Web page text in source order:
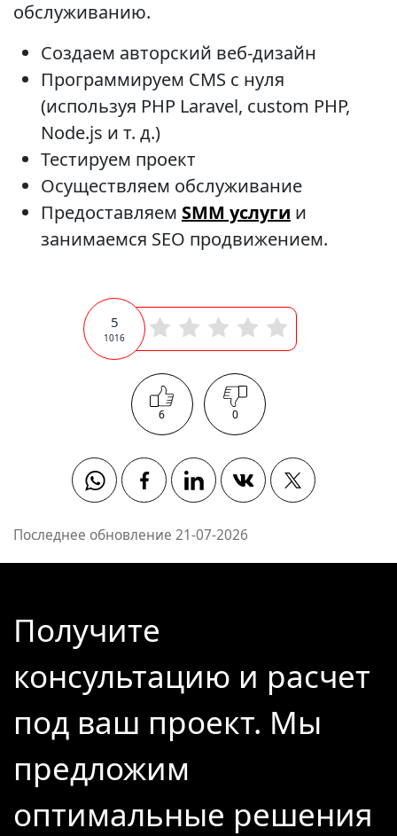
обслуживанию.
Создаем авторский веб-дизайн
Программируем CMS с нуля
(используя PHP Laravel, custom PHP,
Node.js и т. д.)
Тестируем проект
Осуществляем обслуживание
Предоставляем SMM услуги и
занимаемся SEO продвижением.
1016
5
6 0
WhatsappFacebookLinkedin VkontakteTwitter
Последнее обновление 21-07-2026
Получите
консультацию и расчет
под ваш проект. Мы
предложим
оптимальные решения